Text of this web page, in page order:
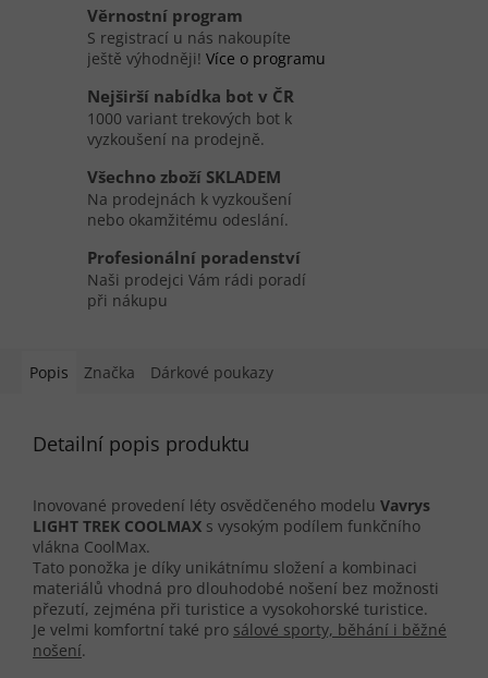
Věrnostní program
S registrací u nás nakoupíte
ještě výhodněji! Více o programu
Nejširší nabídka bot v ČR
1000 variant trekových bot k
vyzkoušení na prodejně.
Všechno zboží SKLADEM
Na prodejnách k vyzkoušení
nebo okamžitému odeslání.
Profesionální poradenství
Naši prodejci Vám rádi poradí
při nákupu
Popis Značka Dárkové poukazy
Detailní popis produktu
Inovované provedení léty osvědčeného modelu Vavrys
LIGHT TREK COOLMAX s vysokým podílem funkčního
vlákna CoolMax.
Tato ponožka je díky unikátnímu složení a kombinaci
materiálů vhodná pro dlouhodobé nošení bez možnosti
přezutí, zejména při turistice a vysokohorské turistice.
Je velmi komfortní také pro sálové sporty, běhání i běžné
nošení.